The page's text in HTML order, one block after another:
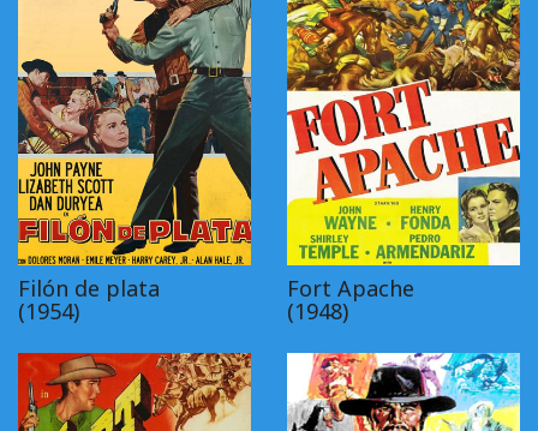
Filón de plata
(1954)
Fort Apache
(1948)